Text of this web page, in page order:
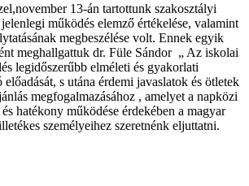
13-án tartottunk szakosztályi
működés elemző értékelése, valamint
megbeszélése volt. Ennek egyik
meghallgattuk dr. Füle Sándor „ Az iskolai
legidőszerűbb elméleti és gyakorlati
s utána érdemi javaslatok és ötletek
megfogalmazásához , amelyet a napközi
hatékony működése érdekében a magyar
személyeihez szeretnénk eljuttatni.